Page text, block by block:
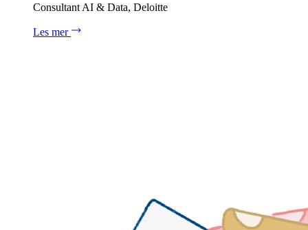
Consultant AI & Data, Deloitte
Les mer